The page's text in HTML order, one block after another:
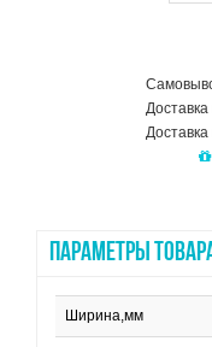
ПАРАМЕТРЫ
Ширина,мм